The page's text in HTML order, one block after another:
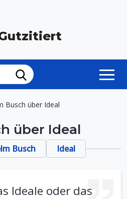
Busch über Ideal
über Ideal
Busch Ideal
Ideale oder das